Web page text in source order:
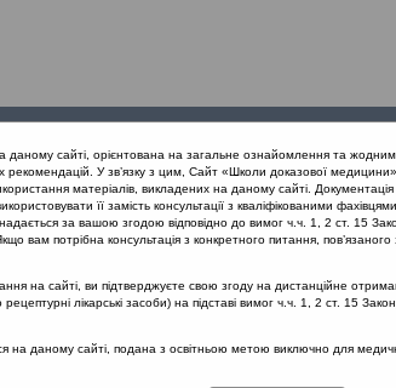
заходи
дихання Комплексне лікування
риносинуситів:
даному сайті, орієнтована на загальне ознайомлення та
рекомендацій. У зв’язку з цим, Сайт «Школи доказової медицини»
матеріалів, викладених на даному сайті.
її замість консультації з кваліфікованими
за вашою згодою відповідно до вимог ч.ч. 1, 2 ст. 15
вам потрібна консультація з конкретного питання, пов’язаного
на сайті, ви підтверджуєте свою згоду на дистанційне
лікарські засоби) на підставі вимог ч.ч. 1, 2 ст. 15
на даному сайті, подана з освітньою метою виключно для